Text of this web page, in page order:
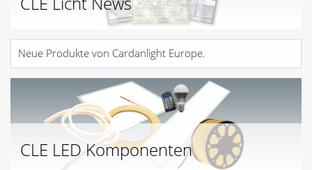
Neue Produkte von Cardanlight Europe.
CLE LED Komponenten